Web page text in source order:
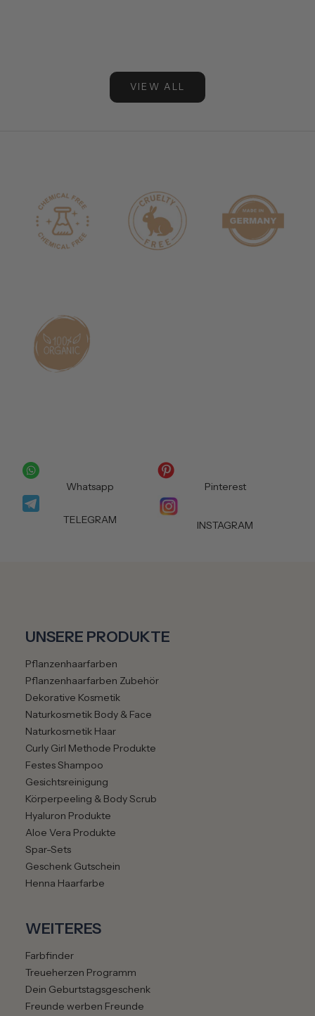
VIEW ALL
Whatsapp Pinterest
TELEGRAM INSTAGRAM
UNSERE PRODUKTE
Pflanzenhaarfarben
Pflanzenhaarfarben Zubehör
Dekorative Kosmetik
Naturkosmetik Body & Face
Naturkosmetik Haar
Curly Girl Methode Produkte
Festes Shampoo
Gesichtsreinigung
Körperpeeling & Body Scrub
Hyaluron Produkte
Aloe Vera Produkte
Spar-Sets
Geschenk Gutschein
Henna Haarfarbe
WEITERES
Farbfinder
Treueherzen Programm
Dein Geburtstagsgeschenk
Freunde werben Freunde